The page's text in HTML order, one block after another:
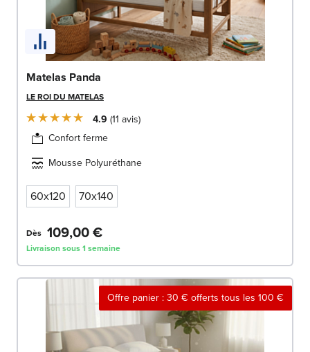
Matelas Panda
LE ROI DU MATELAS
4.9 11 avis
Confort ferme
Mousse Polyuréthane
60x120 70x140
Dès 109,00 €
Livraison sous 1 semaine
Offre panier : 30 € offerts tous les 100 €